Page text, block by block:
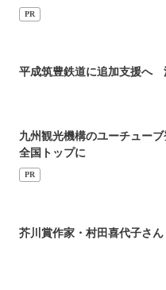
PR
平成筑豊鉄道に追加支援へ
九州観光機構のユーチュー
全国トップに
PR
芥川賞作家・村田喜代子さ